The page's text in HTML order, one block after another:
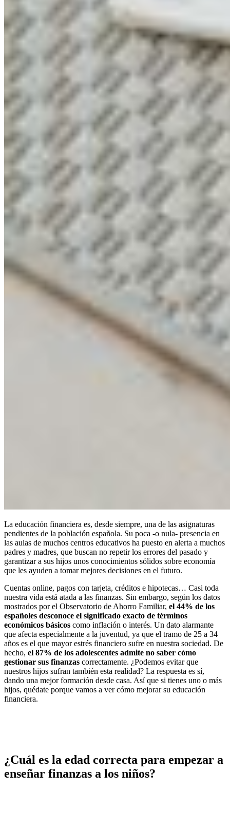
La educación financiera es, desde siempre, una de las asignaturas
pendientes de la población española. Su poca -o nula- presencia en
las aulas de muchos centros educativos ha puesto en alerta a muchos
padres y madres, que buscan no repetir los errores del pasado y
garantizar a sus hijos unos conocimientos sólidos sobre economía
que les ayuden a tomar mejores decisiones en el futuro.
Cuentas online, pagos con tarjeta, créditos e hipotecas… Casi toda
nuestra vida está atada a las finanzas. Sin embargo, según los datos
mostrados por el Observatorio de Ahorro Familiar, el 44% de los
españoles desconoce el significado exacto de términos
económicos básicos como inflación o interés. Un dato alarmante
que afecta especialmente a la juventud, ya que el tramo de 25 a 34
años es el que mayor estrés financiero sufre en nuestra sociedad. De
hecho, el 87% de los adolescentes admite no saber cómo
gestionar sus finanzas correctamente. ¿Podemos evitar que
nuestros hijos sufran también esta realidad? La respuesta es sí,
dando una mejor formación desde casa. Así que si tienes uno o más
hijos, quédate porque vamos a ver cómo mejorar su educación
financiera.
¿Cuál es la edad correcta para empezar a
enseñar finanzas a los niños?